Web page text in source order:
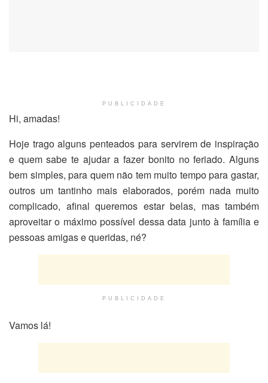
PUBLICIDADE
Hi, amadas!
Hoje trago alguns penteados para servirem de inspiração
e quem sabe te ajudar a fazer bonito no feriado. Alguns
bem simples, para quem não tem muito tempo para gastar,
outros um tantinho mais elaborados, porém nada muito
complicado, afinal queremos estar belas, mas também
aproveitar o máximo possível dessa data junto à família e
pessoas amigas e queridas, né?
PUBLICIDADE
Vamos lá!